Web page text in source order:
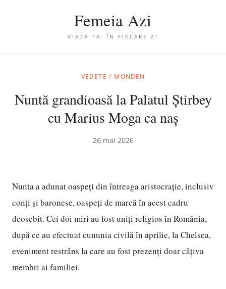
Femeia Azi
VIAȚA TA, ÎN FIECARE ZI
VEDETE / MONDEN
Nuntă grandioasă la Palatul Știrbey
cu Marius Moga ca naș
26 mai 2026
Nunta a adunat oaspeți din întreaga aristocrație, inclusiv
conți și baronese, oaspeți de marcă în acest cadru
deosebit. Cei doi miri au fost uniți religios în România,
după ce au efectuat cununia civilă în aprilie, la Chelsea,
eveniment restrâns la care au fost prezenți doar câțiva
membri ai familiei.